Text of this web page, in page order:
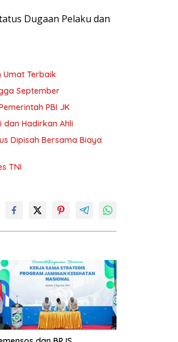
Dugaan Pelaku dan
Umat Terbaik
September
PBI JK
dan Hadirkan Ahli
Dipisah Bersama Biaya
TNI